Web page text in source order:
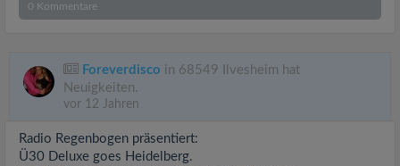
0 Kommentare
Foreverdisco in 68549 Ilvesheim hat
Neuigkeiten.
vor 12 Jahren
Radio Regenbogen präsentiert:
Ü30 Deluxe goes Heidelberg.